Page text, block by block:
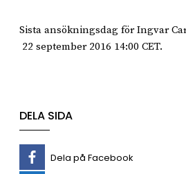
Sista ansökningsdag för Ingvar
22 september 2016 14:00 CET.
DELA SIDA
Dela på Facebook